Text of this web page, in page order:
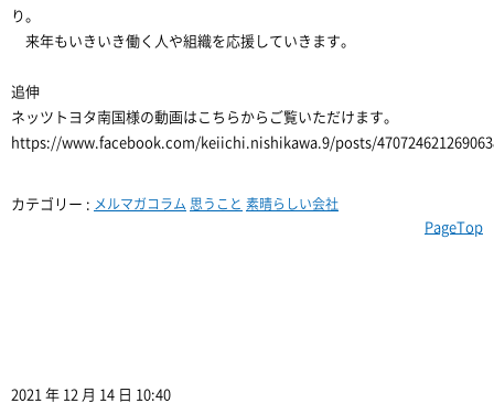
り。
来年もいきいき働く人や組織を応援していきます。
追伸
ネッツトヨタ南国様の動画はこちらからご覧いただけます。
https://www.facebook.com/keiichi.nishikawa.9/posts/
カテゴリー : メルマガコラム 思うこと 素晴らしい会社
PageTop
2021 年 12 月 14 日 10:40